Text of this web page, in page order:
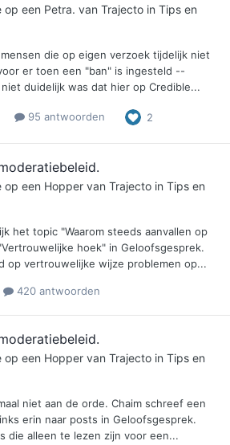
op een Petra. van Trajecto in Tips en
die op eigen verzoek tijdelijk niet
er toen een "ban" is ingesteld --
duidelijk was dat hier op Credible...
95 antwoorden 2
op een Hopper van Trajecto in Tips en
het topic "Waarom steeds aanvallen op
hoek" in Geloofsgesprek.
op vertrouwelijke wijze problemen op...
420 antwoorden
op een Hopper van Trajecto in Tips en
niet aan de orde. Chaim schreef een
erin naar posts in Geloofsgesprek.
die alleen te lezen zijn voor een...